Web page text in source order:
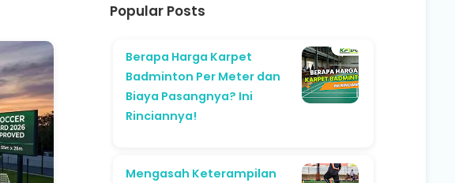
Popular Posts
Berapa Harga Karpet
Badminton Per Meter dan
Biaya Pasangnya? Ini
Rinciannya!
Mengasah Keterampilan